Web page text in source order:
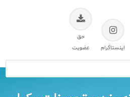
اینستاگرام
حق
عضویت